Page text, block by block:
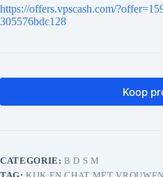
https://offers.vpscash.com/
305576bdc128
Koop
CATEGORIE:B D S M